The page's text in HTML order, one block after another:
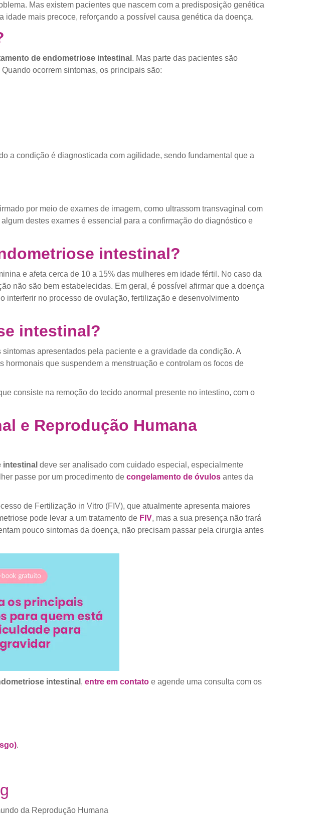
Mas existem pacientes que nascem com a predisposição genética
mais precoce, reforçando a possível causa genética da doença.
de endometriose intestinal . Mas parte das pacientes são
ocorrem sintomas, os principais são:
a condição é diagnosticada com agilidade, sendo fundamental que a
por meio de exames de imagem, como ultrassom transvaginal com
destes exames é essencial para a confirmação do diagnóstico e
intestinal?
e afeta cerca de 10 a 15% das mulheres em idade fértil. No caso da
não são bem estabelecidas. Em geral, é possível afirmar que a doença
interferir no processo de ovulação, fertilização e desenvolvimento
intestinal?
apresentados pela paciente e a gravidade da condição. A
que suspendem a menstruação e controlam os focos de
consiste na remoção do tecido anormal presente no intestino, com o
e Reprodução Humana
intestinal deve ser analisado com cuidado especial, especialmente
passe por um procedimento de congelamento de óvulosantes da
de Fertilização in Vitro (FIV), que atualmente apresenta maiores
pode levar a um tratamento de FIV, mas a sua presença não trará
pouco sintomas da doença, não precisam passar pela cirurgia antes
intestinal , entre em contatoe agende uma consulta com os
.
da Reprodução Humana